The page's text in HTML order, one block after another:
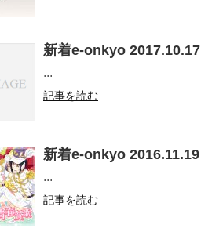
新着e-onkyo 2017.10.17
...
記事を読む
新着e-onkyo 2016.11.19
...
記事を読む